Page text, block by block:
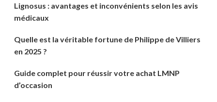
Lignosus : avantages et inconvénients selon les avis
médicaux
Quelle est la véritable fortune de Philippe de Villiers
en 2025 ?
Guide complet pour réussir votre achat LMNP
d’occasion